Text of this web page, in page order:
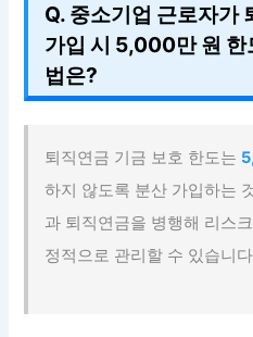
Q. 중소기업 근로자가
가입 시 5,000만 원 한
법은?
퇴직연금 기금 보호 한도는
하지 않도록 분산 가입하는
과 퇴직연금을 병행해 리스
정적으로 관리할 수 있습니